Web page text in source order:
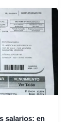
salarios: en